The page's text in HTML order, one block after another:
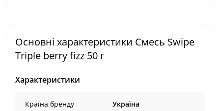
Основні характеристики Cмесь Swipe
Triple berry fizz 50 г
Характеристики
Країна бренду Україна